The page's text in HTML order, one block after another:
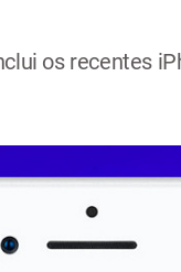
os recentes